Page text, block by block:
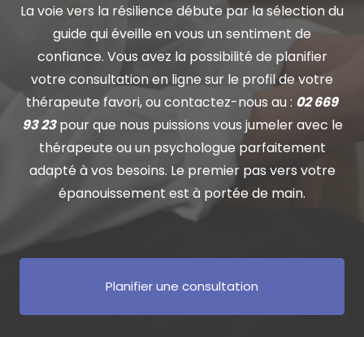
La voie vers la résilience débute par la sélection du
guide qui éveille en vous un sentiment de
confiance. Vous avez la possibilité de planifier
votre consultation en ligne sur le profil de votre
thérapeute favori, ou contactez-nous au : 02 669
93 23pour que nous puissions vous jumeler avec le
thérapeute ou un psychologue parfaitement
adapté à vos besoins. Le premier pas vers votre
épanouissement est à portée de main.
Planifier une consultation